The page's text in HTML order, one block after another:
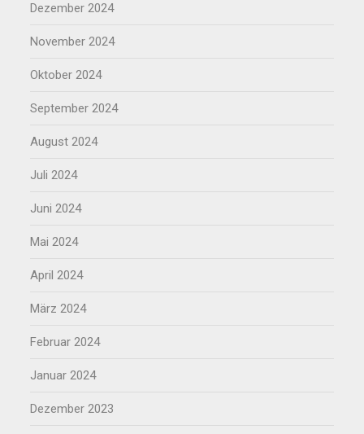
Dezember 2024
November 2024
Oktober 2024
September 2024
August 2024
Juli 2024
Juni 2024
Mai 2024
April 2024
März 2024
Februar 2024
Januar 2024
Dezember 2023